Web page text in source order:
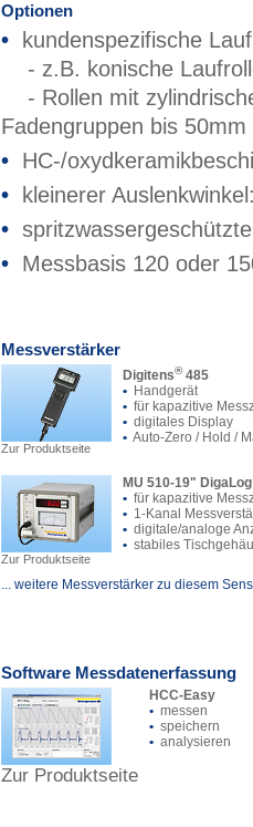
Optionen
•
kundenspezifische
- z.B. konische
- Rollen mit
Fadengruppen bis 50mm
• HC-/
•
kleinerer
•
• Messbasis 120 oder
Messverstärker
Zur Produktseite
Digitens®485
• Handgerät
• für kapazitive
• digitales Display
• Auto-Zero / Hold /
Zur Produktseite
MU 510-19" DigaLog
• für kapazitive
• 1-Kanal
• digitale/analoge
• stabiles
... weitere Messverstärker zu diesem
Software Messdatenerfassung
Zur Produktseite
HCC-Easy
• messen
• speichern
• analysieren